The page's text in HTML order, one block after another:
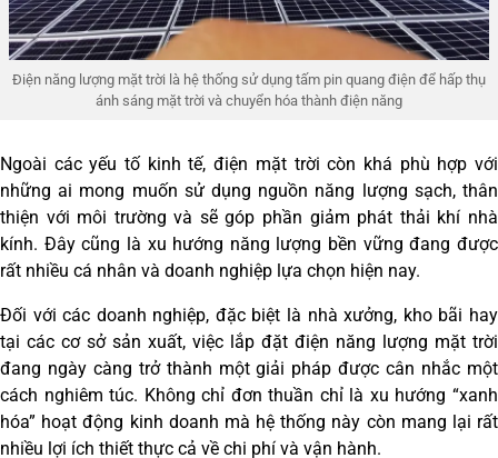
Điện năng lượng mặt trời là hệ thống sử dụng tấm pin quang điện để hấp thụ
ánh sáng mặt trời và chuyển hóa thành điện năng
Ngoài các yếu tố kinh tế, điện mặt trời còn khá phù hợp với
những ai mong muốn sử dụng nguồn năng lượng sạch, thân
thiện với môi trường và sẽ góp phần giảm phát thải khí nhà
kính. Đây cũng là xu hướng năng lượng bền vững đang được
rất nhiều cá nhân và doanh nghiệp lựa chọn hiện nay.
Đối với các doanh nghiệp, đặc biệt là nhà xưởng, kho bãi hay
tại các cơ sở sản xuất, việc lắp đặt điện năng lượng mặt trời
đang ngày càng trở thành một giải pháp được cân nhắc một
cách nghiêm túc. Không chỉ đơn thuần chỉ là xu hướng “xanh
hóa” hoạt động kinh doanh mà hệ thống này còn mang lại rất
nhiều lợi ích thiết thực cả về chi phí và vận hành.